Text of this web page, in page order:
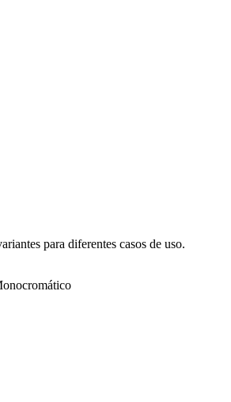
para diferentes casos de uso.